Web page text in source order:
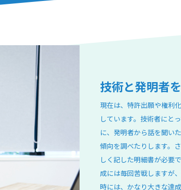
技術と発明者
現在は、特許出願や権利
しています。技術者にと
に、発明者から話を聞い
傾向を調べたりします。
しく記した明細書が必要
成には毎回苦戦しますが
時には、かなり大きな達